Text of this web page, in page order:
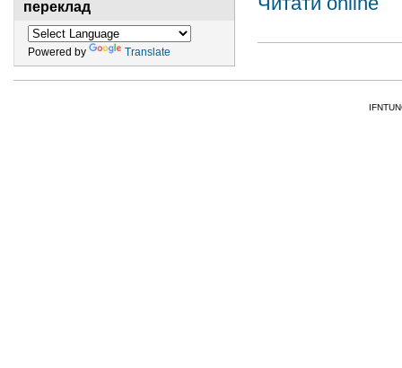
переклад
Powered by Translate